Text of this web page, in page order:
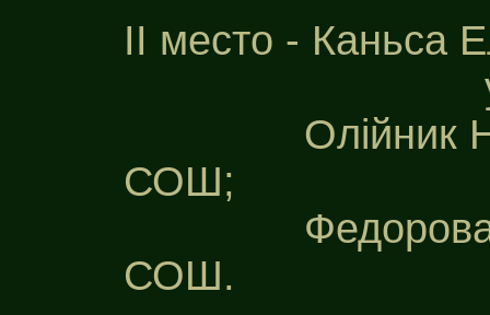
II место -
ученики
Олійник
СОШ;
Федорова
СОШ.